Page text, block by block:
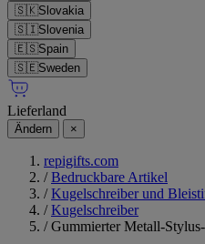
🇸🇰Slovakia
🇸🇮Slovenia
🇪🇸Spain
🇸🇪Sweden
Lieferland
Ändern ×
repigifts.com
/ Bedruckbare Artikel
/ Kugelschreiber und
/ Kugelschreiber
/ Gummierter Metall-